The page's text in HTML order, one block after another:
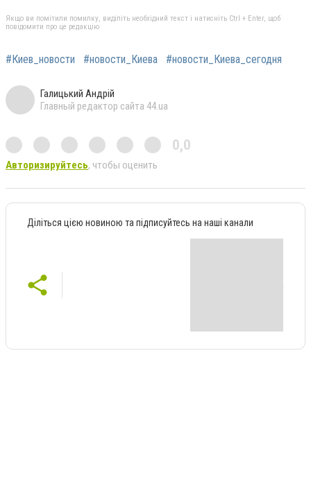
Якщо ви помітили помилку, виділіть необхідний текст і натисніть Ctrl + Enter, щоб
повідомити про це редакцію
#Киев_новости #новости_Киева #новости_Киева_сегодня
Галицький Андрій
Главный редактор сайта 44.ua
0,0
Авторизируйтесь, чтобы оценить
Діліться цією новиною та підписуйтесь на наші канали